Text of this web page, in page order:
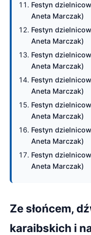
Festyn
Aneta Marczak)
Festyn
Aneta Marczak)
Festyn
Aneta Marczak)
Festyn
Aneta Marczak)
Festyn
Aneta Marczak)
Festyn
Aneta Marczak)
Festyn
Aneta Marczak)
Ze słońcem,
karaibskich i